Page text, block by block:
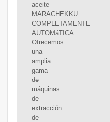
aceite
MARACHEKKU
COMPLETAMENTE
AUTOMáTICA.
Ofrecemos
una
amplia
gama
de
máquinas
de
extracción
de